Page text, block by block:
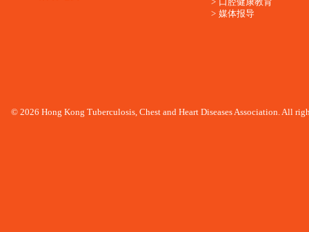
媒体报导
© 2026 Hong Kong Tuberculosis, Chest and Heart Diseases Association. All